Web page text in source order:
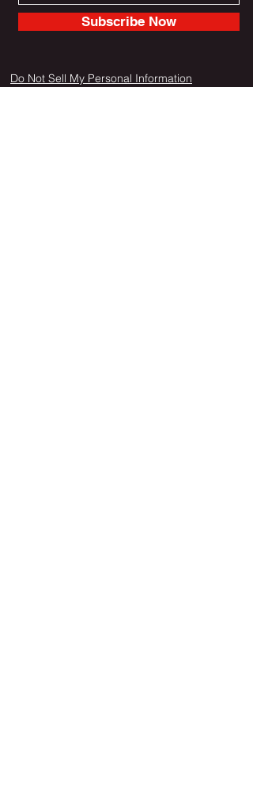
Subscribe Now
Do Not Sell My Personal Information